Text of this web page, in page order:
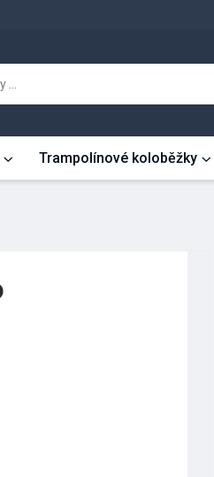
Trampolínové koloběžky